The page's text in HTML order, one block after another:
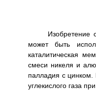
Изобретение
может быть
каталитическая
смеси никеля и
палладия с цинком.
углекислого газа